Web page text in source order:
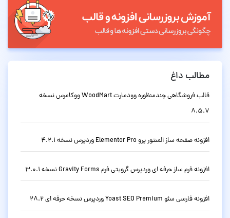
مطالب داغ
قالب فروشگاهی چندمنظوره وودمارت WoodMart ووکامرس نسخه
8.5.7
افزونه صفحه ساز المنتور پرو Elementor Pro وردپرس نسخه 4.2.1
افزونه فرم ساز حرفه ای وردپرس گرویتی فرم Gravity Forms نسخه 3.0.1
افزونه فارسی سئو Yoast SEO Premium وردپرس نسخه حرفه ای 28.2